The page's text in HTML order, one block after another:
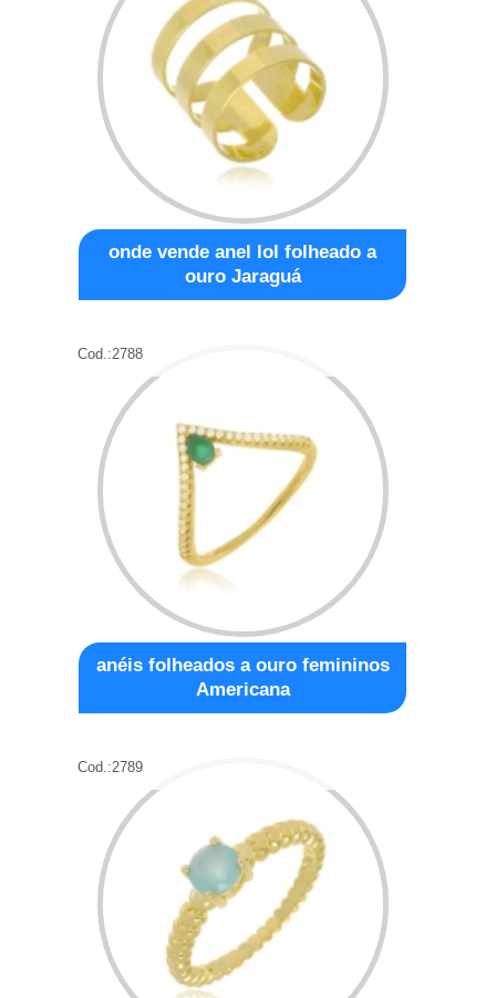
onde vende anel lol folheado a
ouro Jaraguá
Cod.:2788
anéis folheados a ouro femininos
Americana
Cod.:2789